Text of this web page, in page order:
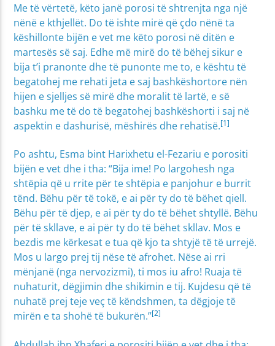
Me të vërtetë, këto janë porosi të shtrenjta nga një
nënë e kthjellët. Do të ishte mirë që çdo nënë ta
këshillonte bijën e vet me këto porosi në ditën e
martesës së saj. Edhe më mirë do të bëhej sikur e
bija t’i pranonte dhe të punonte me to, e kështu të
begatohej me rehati jeta e saj bashkëshortore nën
hijen e sjelljes së mirë dhe moralit të lartë, e së
bashku me të do të begatohej bashkëshorti i saj në
aspektin e dashurisë, mëshirës dhe rehatisë.[1]
Po ashtu, Esma bint Harixhetu el-Fezariu e porositi
bijën e vet dhe i tha: “Bija ime! Po largohesh nga
shtëpia që u rrite për te shtëpia e panjohur e burrit
tënd. Bëhu për të tokë, e ai për ty do të bëhet qiell.
Bëhu për të djep, e ai për ty do të bëhet shtyllë. Bëhu
për të skllave, e ai për ty do të bëhet skllav. Mos e
bezdis me kërkesat e tua që kjo ta shtyjë të të urrejë.
Mos u largo prej tij nëse të afrohet. Nëse ai rri
mënjanë (nga nervozizmi), ti mos iu afro! Ruaja të
nuhaturit, dëgjimin dhe shikimin e tij. Kujdesu që të
nuhatë prej teje veç të këndshmen, ta dëgjoje të
mirën e ta shohë të bukurën.”[2]